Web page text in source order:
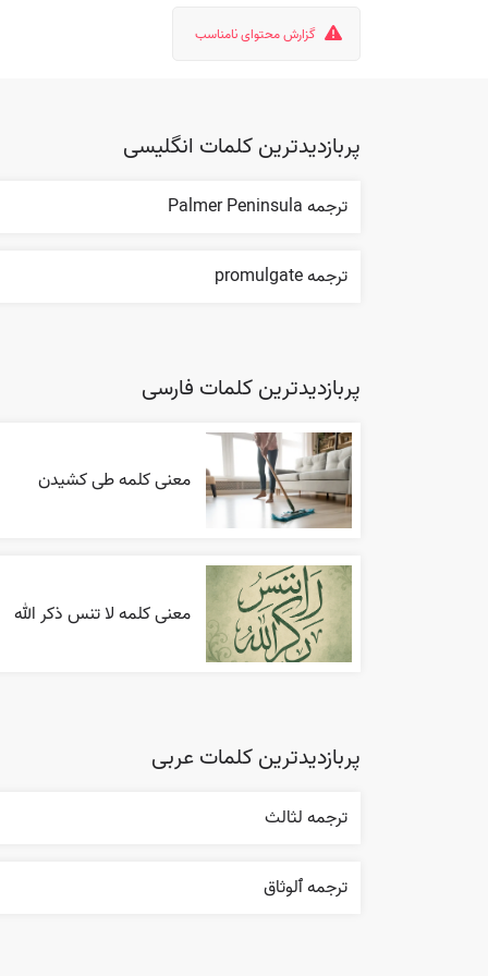
گزارش محتوای نامناسب
پربازدیدترین کلمات انگلیسی
ترجمه Palmer Peninsula
ترجمه promulgate
پربازدیدترین کلمات فارسی
معنی کلمه طی کشیدن
معنی کلمه لا تنس ذکر الله
پربازدیدترین کلمات عربی
ترجمه لثالث
ترجمه ٱلوثاق